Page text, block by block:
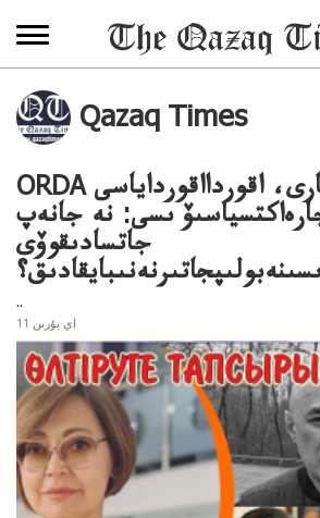
Qazaq Times
ORDA حابارى، اقوردااقورداياسى
ىسى: نە جانەپ
جاتسادىقوۆى
..
11 اي بۇرىن